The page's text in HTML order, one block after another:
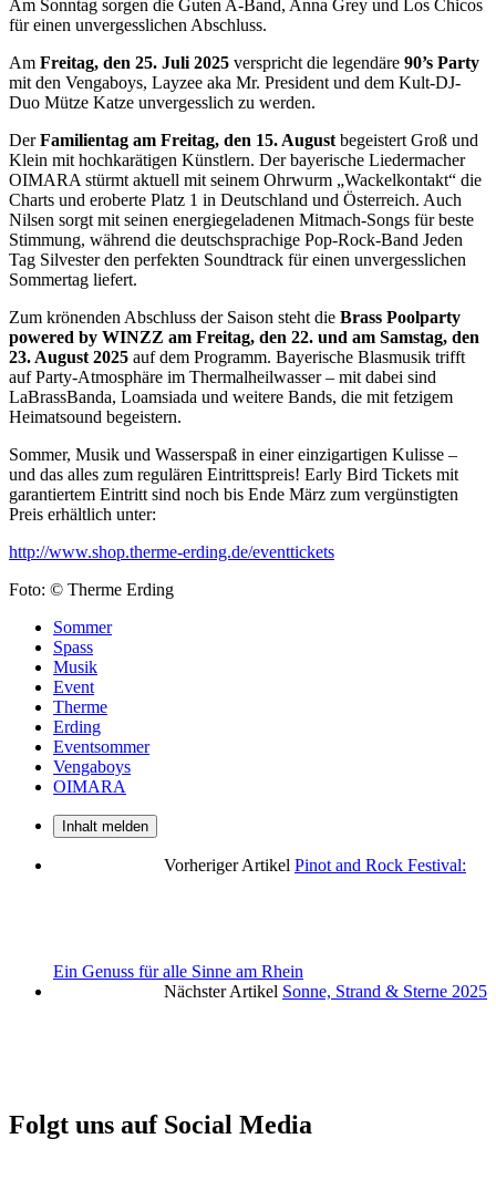
Am Sonntag sorgen die Guten A-Band, Anna Grey und Los Chicos
für einen unvergesslichen Abschluss.
Am Freitag, den 25. Juli 2025 verspricht die legendäre 90’s Party
mit den Vengaboys, Layzee aka Mr. President und dem Kult-DJ-
Duo Mütze Katze unvergesslich zu werden.
DerFamilientag am Freitag, den 15. August begeistert Groß und
Klein mit hochkarätigen Künstlern. Der bayerische Liedermacher
OIMARA stürmt aktuell mit seinem Ohrwurm „Wackelkontakt“ die
Charts und eroberte Platz 1 in Deutschland und Österreich. Auch
Nilsen sorgt mit seinen energiegeladenen Mitmach-Songs für beste
Stimmung, während die deutschsprachige Pop-Rock-Band Jeden
Tag Silvester den perfekten Soundtrack für einen unvergesslichen
Sommertag liefert.
Zum krönenden Abschluss der Saison steht die Brass Poolparty
powered by WINZZ am Freitag, den 22. und am Samstag, den
23. August 2025 auf dem Programm. Bayerische Blasmusik trifft
auf Party-Atmosphäre im Thermalheilwasser – mit dabei sind
LaBrassBanda, Loamsiada und weitere Bands, die mit fetzigem
Heimatsound begeistern.
Sommer, Musik und Wasserspaß in einer einzigartigen Kulisse –
und das alles zum regulären Eintrittspreis! Early Bird Tickets mit
garantiertem Eintritt sind noch bis Ende März zum vergünstigten
Preis erhältlich unter:
http://www.shop.therme-erding.de/eventtickets
Foto: © Therme Erding
Sommer
Spass
Musik
Event
Therme
Erding
Eventsommer
Vengaboys
OIMARA
Inhalt melden
Vorheriger Artikel Pinot and Rock Festival:
Ein Genuss für alle Sinne am Rhein
Nächster Artikel Sonne, Strand & Sterne 2025
Folgt uns auf Social Media